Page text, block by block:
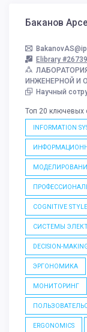
Баканов
Elibrary
ИНЖЕНЕРНОЙ И
Научный
Топ 20 ключевых
INFORMATION
COGNITIVE
СИСТЕМЫ
DECISION-
ЭРГОНОМИКА
МОНИТОРИНГ
ERGONOMICS